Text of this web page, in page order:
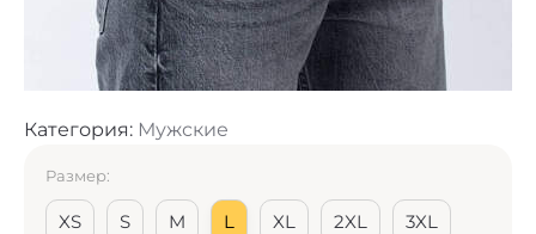
Категория: Мужские
Размер:
XS S M L XL 2XL 3XL